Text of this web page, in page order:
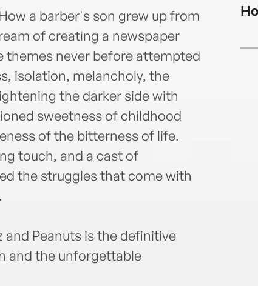
a barber's son grew up from
of creating a newspaper
themes never before attempted
isolation, melancholy, the
the darker side with
sweetness of childhood
of the bitterness of life.
touch, and a cast of
the struggles that come with
and Peanuts is the definitive
and the unforgettable